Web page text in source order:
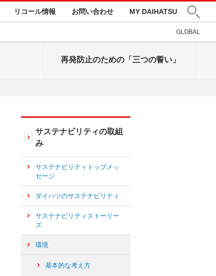
リコール情報 お問い合わせ MY DAIHATSU
GLOBAL
再発防止のための「三つの誓い」
サステナビリティの取組
み
サステナビリティトップメッ
セージ
ダイハツのサステナビリティ
サステナビリティストーリー
ズ
環境
基本的な考え方